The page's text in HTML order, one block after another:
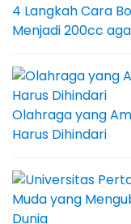
4 Langkah Cara
Menjadi 200cc
Olahraga yang
Harus Dihindari